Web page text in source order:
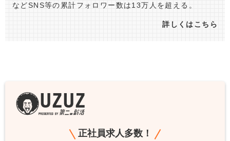
などSNS等の累計フォロワー数は13万人を超える。
詳しくはこちら
正社員求人多数！